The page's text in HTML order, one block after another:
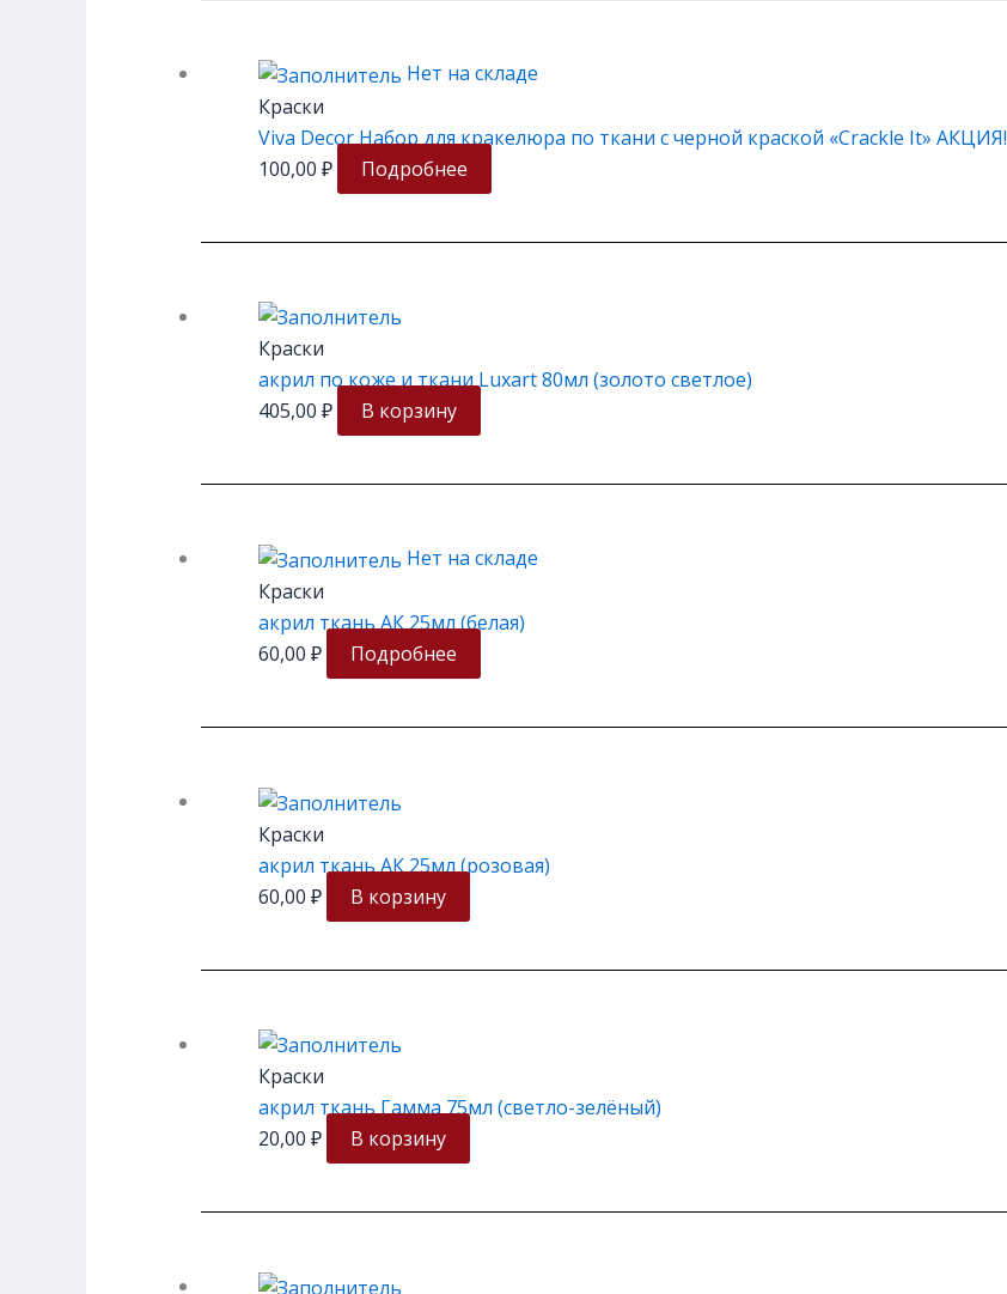
Нет на складе
Краски
Viva Decor Набор для кракелюра по ткани с черной краской «Crackle It» АКЦИЯ!
100,00 ₽ Подробнее
Краски
акрил по коже и ткани Luxart 80мл (золото светлое)
405,00 ₽ В корзину
Нет на складе
Краски
акрил ткань АК 25мл (белая)
60,00 ₽ Подробнее
Краски
акрил ткань АК 25мл (розовая)
60,00 ₽ В корзину
Краски
акрил ткань Гамма 75мл (светло-зелёный)
20,00 ₽ В корзину